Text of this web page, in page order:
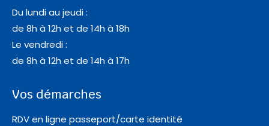
Du lundi au jeudi :
de 8h à 12h et de 14h à 18h
Le vendredi :
de 8h à 12h et de 14h à 17h
Vos démarches
RDV en ligne passeport/carte identité